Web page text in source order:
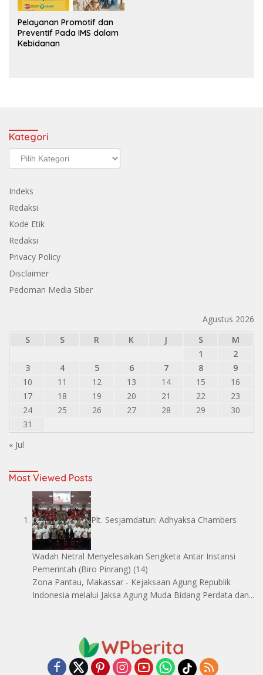
Pelayanan Promotif dan
Preventif Pada IMS dalam
Kebidanan
Kategori
Kategori
Indeks
Redaksi
Kode Etik
Redaksi
Privacy Policy
Disclaimer
Pedoman Media Siber
Agustus 2026
S
S R K J S
M
1
2
3
4 5 6 7 8
9
10
11 12 13 14 15
16
17
18 19 20 21 22
23
24
25 26 27 28 29
30
31
« Jul
Most Viewed Posts
Plt. Sesjamdatun: Adhyaksa Chambers
Wadah Netral Menyelesaikan Sengketa Antar Instansi
Pemerintah (Biro Pinrang) (14)
Zona Pantau, Makassar - Kejaksaan Agung Republik
Indonesia melalui Jaksa Agung Muda Bidang Perdata dan...